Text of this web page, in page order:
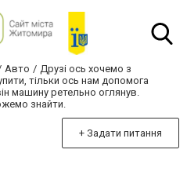
Авто
Друзі ось хочемо з
тільки ось нам допомога
машину ретельно оглянув.
знайти.
+ Задати питання